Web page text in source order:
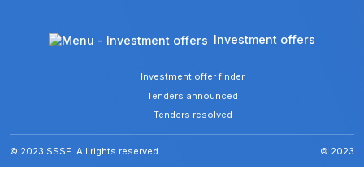
Investment offers
Investment offer finder
Tenders announced
Tenders resolved
© 2023 SSSE. All rights reserved © 2023